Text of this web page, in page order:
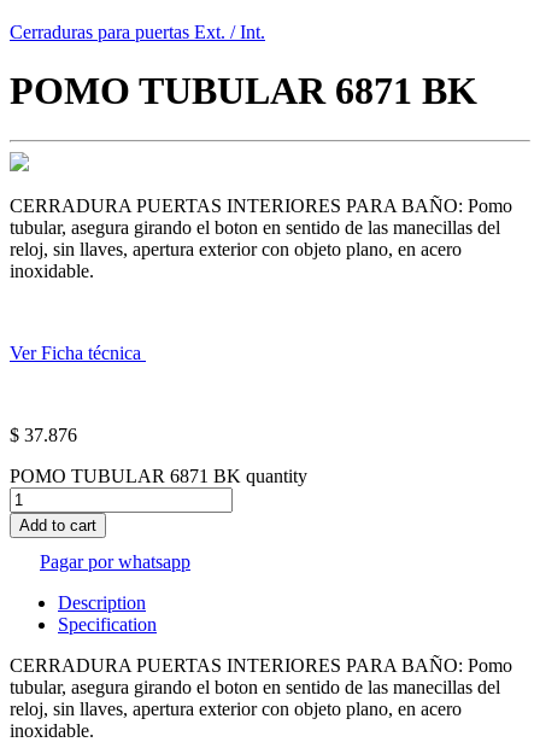
Cerraduras para puertas Ext. / Int.
POMO TUBULAR 6871 BK
CERRADURA PUERTAS INTERIORES PARA BAÑO: Pomo
tubular, asegura girando el boton en sentido de las manecillas del
reloj, sin llaves, apertura exterior con objeto plano, en acero
inoxidable.
Ver Ficha técnica
$ 37.876
POMO TUBULAR 6871 BK quantity
Add to cart
Pagar por whatsapp
Description
Specification
CERRADURA PUERTAS INTERIORES PARA BAÑO: Pomo
tubular, asegura girando el boton en sentido de las manecillas del
reloj, sin llaves, apertura exterior con objeto plano, en acero
inoxidable.